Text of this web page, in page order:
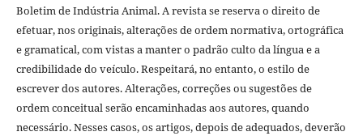
Boletim de Indústria Animal. A revista se reserva o direito de
efetuar, nos originais, alterações de ordem normativa, ortográfica
e gramatical, com vistas a manter o padrão culto da língua e a
credibilidade do veículo. Respeitará, no entanto, o estilo de
escrever dos autores. Alterações, correções ou sugestões de
ordem conceitual serão encaminhadas aos autores, quando
necessário. Nesses casos, os artigos, depois de adequados, deverão